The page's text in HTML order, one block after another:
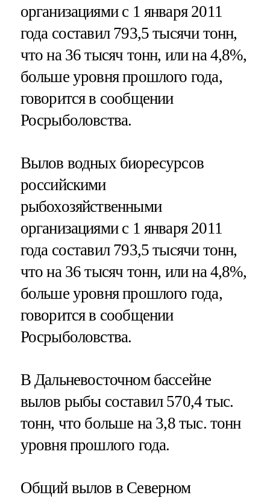
организациями с 1 января 2011
года составил 793,5 тысячи тонн,
что на 36 тысяч тонн, или на 4,8%,
больше уровня прошлого года,
говорится в сообщении
Росрыболовства.
Вылов водных биоресурсов
российскими
рыбохозяйственными
организациями с 1 января 2011
года составил 793,5 тысячи тонн,
что на 36 тысяч тонн, или на 4,8%,
больше уровня прошлого года,
говорится в сообщении
Росрыболовства.
В Дальневосточном бассейне
вылов рыбы составил 570,4 тыс.
тонн, что больше на 3,8 тыс. тонн
уровня прошлого года.
Общий вылов в Северном